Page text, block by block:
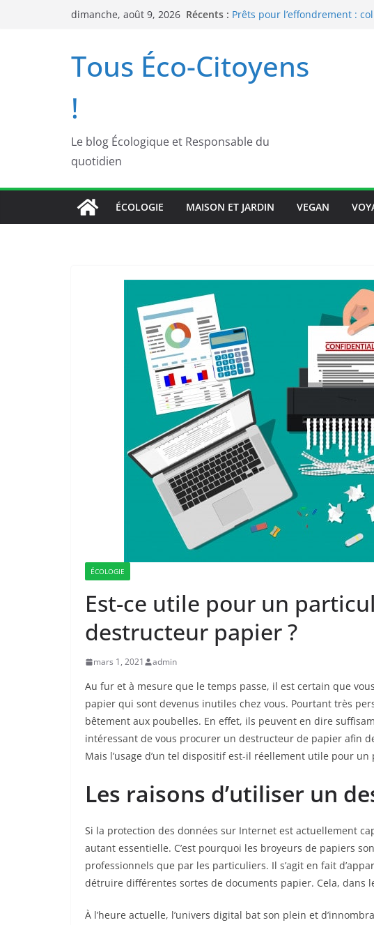
dimanche, août 9, 2026 Récents : alimentaire végétarien ?
inoubliable
Artisanat antillais : Quels
Tous Éco-Citoyens
!
Le blog Écologique et Responsable du
quotidien
ÉCOLOGIE MAISON ET JARDIN VEGAN
ÉCOLOGIE
Est-ce utile pour un
destructeur papier ?
mars 1, 2021 admin
Au fur et à mesure que le temps passe, il est certain que
papier qui sont devenus inutiles chez vous. Pourtant très
bêtement aux poubelles. En effet, ils peuvent en dire
intéressant de vous procurer un destructeur de papier afin
Mais l’usage d’un tel dispositif est-il réellement utile pour
Les raisons d’utiliser un
Si la protection des données sur Internet est actuellement
autant essentielle. C’est pourquoi les broyeurs de papiers
professionnels que par les particuliers. Il s’agit en fait
détruire différentes sortes de documents papier. Cela, dans
À l’heure actuelle, l’univers digital bat son plein et